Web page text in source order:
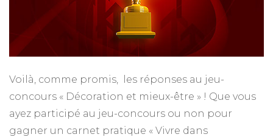
Voilà, comme promis, les réponses au jeu-
concours « Décoration et mieux-être » ! Que vous
ayez participé au jeu-concours ou non pour
gagner un carnet pratique « Vivre dans